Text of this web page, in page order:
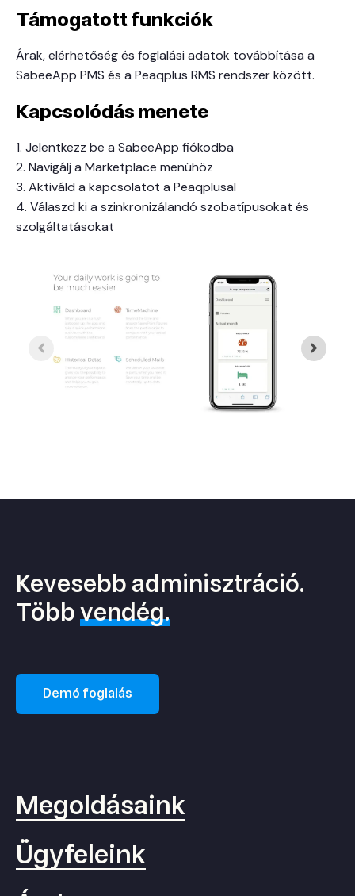
Támogatott funkciók
Árak, elérhetőség és foglalási adatok továbbítása a
SabeeApp PMS és a Peaqplus RMS rendszer között.
Kapcsolódás menete
1. Jelentkezz be a SabeeApp fiókodba
2. Navigálj a Marketplace menühöz
3. Aktiváld a kapcsolatot a Peaqplusal
4. Válaszd ki a szinkronizálandó szobatípusokat és
szolgáltatásokat
Kevesebb adminisztráció.
Többvendég.
Demó foglalás
Megoldásaink
Ügyfeleink